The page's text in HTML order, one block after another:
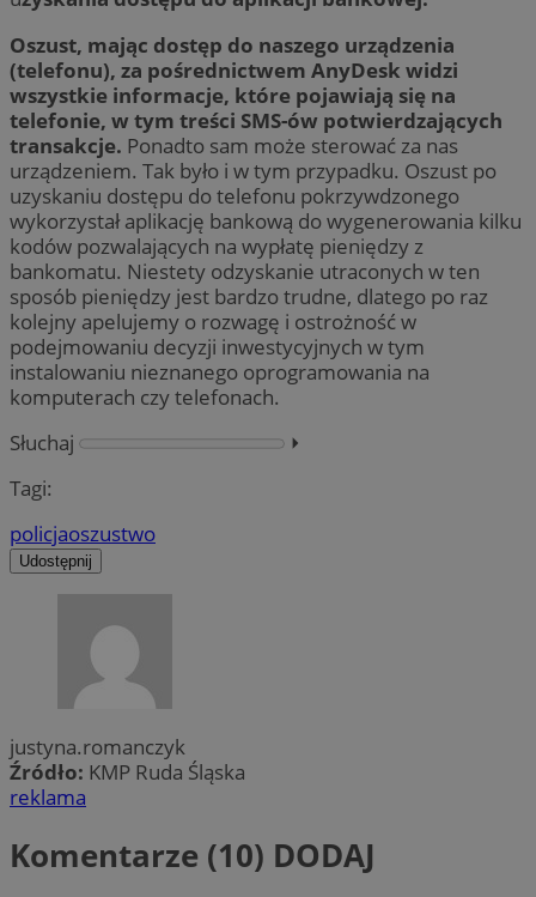
Oszust, mając dostęp do naszego urządzenia
(telefonu), za pośrednictwem AnyDesk widzi
wszystkie informacje, które pojawiają się na
telefonie, w tym treści SMS-ów potwierdzających
transakcje. Ponadto sam może sterować za nas
urządzeniem. Tak było i w tym przypadku. Oszust po
uzyskaniu dostępu do telefonu pokrzywdzonego
wykorzystał aplikację bankową do wygenerowania kilku
kodów pozwalających na wypłatę pieniędzy z
bankomatu. Niestety odzyskanie utraconych w ten
sposób pieniędzy jest bardzo trudne, dlatego po raz
kolejny apelujemy o rozwagę i ostrożność w
podejmowaniu decyzji inwestycyjnych w tym
instalowaniu nieznanego oprogramowania na
komputerach czy telefonach.
Słuchaj
⏵︎
Tagi:
policjaoszustwo
Udostępnij
justyna.romanczyk
Źródło: KMP Ruda Śląska
reklama
Komentarze (10) DODAJ